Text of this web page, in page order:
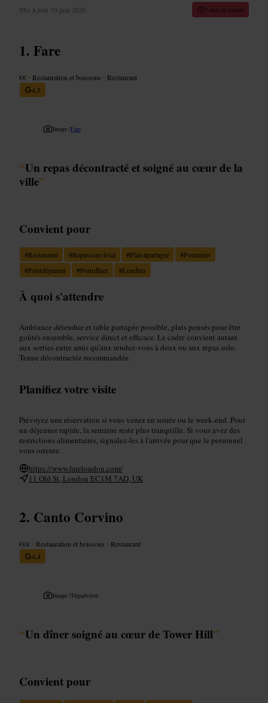
Mis à jour 10 juin 2026 7 min de lecture
Fare
€€ • Restauration et boissons • Restaurant
4,5
Image /Fare
“Un repas décontracté et soigné au cœur de la
ville”
Convient pour
#Restaurant #Repasconvivial #Platsàpartager #Pouramis
#Pourdéjeuner #Pourdîner #Londres
À quoi s'attendre
Ambiance détendue et table partagée possible, plats pensés pour être
goûtés ensemble, service direct et efficace. Le cadre convient autant
aux sorties entre amis qu'aux rendez‑vous à deux ou aux repas solo.
Tenue décontractée recommandée.
Planifiez votre visite
Prévoyez une réservation si vous venez en soirée ou le week‑end. Pour
un déjeuner rapide, la semaine reste plus tranquille. Si vous avez des
restrictions alimentaires, signalez‑les à l'arrivée pour que le personnel
vous oriente.
https://www.farelondon.com/
11 Old St, London EC1M 7AD, UK
Canto Corvino
€€€ • Restauration et boissons • Restaurant
4,4
Image /Tripadvisor
“Un dîner soigné au cœur de Tower Hill”
Convient pour